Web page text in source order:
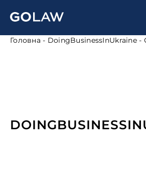
Головна - DoingBusinessInUkraine-